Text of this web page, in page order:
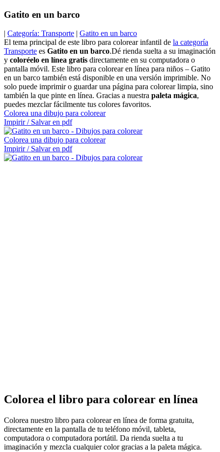
Gatito en un barco
| Categoría: Transporte | Gatito en un barco
El tema principal de este libro para colorear infantil de la categoría
Transporte es Gatito en un barco.Dé rienda suelta a su imaginación
y coloréelo en línea gratis directamente en su computadora o
pantalla móvil. Este libro para colorear en línea para niños – Gatito
en un barco también está disponible en una versión imprimible. No
solo puede imprimir o guardar una página para colorear limpia, sino
también la que pinte en línea. Gracias a nuestra paleta mágica,
puedes mezclar fácilmente tus colores favoritos.
Colorea una dibujo para colorear
Impirir / Salvar en pdf
Colorea una dibujo para colorear
Impirir / Salvar en pdf
Colorea el libro para colorear en línea
Colorea nuestro libro para colorear en línea de forma gratuita,
directamente en la pantalla de tu teléfono móvil, tableta,
computadora o computadora portátil. Da rienda suelta a tu
imaginación y mezcla cualquier color gracias a la paleta mágica.